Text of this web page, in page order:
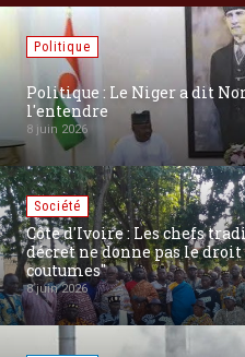
Politique
[Russie] Poutine dit « Niet !
Kiev: un choix pour la paix ?
27 août 2025
Communiqués
[Communiqué] 80ème fête
marche » pour la Justice,
27 août 2025